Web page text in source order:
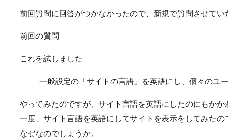
前回質問に回答がつかなかったので、新規で質問させてい
前回の質問
これを試しました
一般設定の「サイトの言語」を英語にし、個々のユ
やってみたのですが、サイト言語を英語にしたのにもか
一度、サイト言語を英語にしてサイトを表示をしてみたの
なぜなのでしょうか。